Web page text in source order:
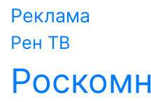
Реклама
Рен ТВ